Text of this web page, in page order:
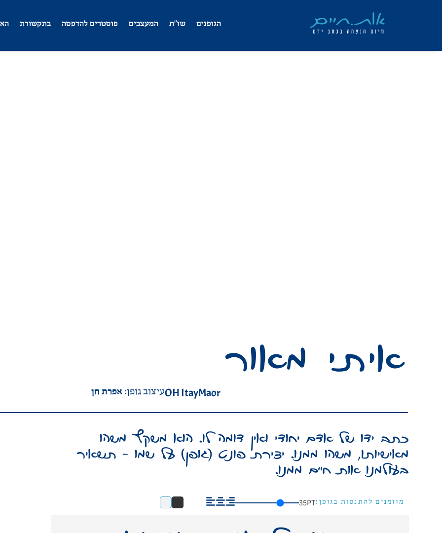
הגופנים שו”ת המעצבים פוסטרים להדפסה בתקשורת​
איתי מאור OH ItayMaorעיצוב גופן: אפרת חן
כתב ידו של אדם יחודי ואין דומה לו. הוא משקף משהו
מאישיותו, משהו ממנו. יצירת פונט (גופן) על שמו – תשאיר
בעולמנו אות חיים ממנו.
מוזמנים להתנסות בגופן! 35PT